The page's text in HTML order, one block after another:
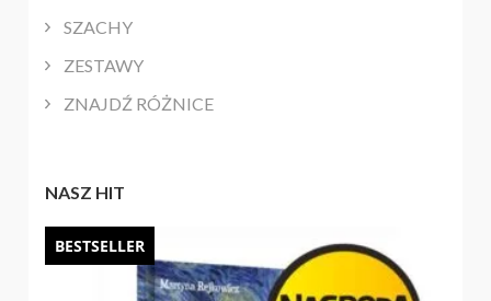
SZACHY
ZESTAWY
ZNAJDŹ RÓŻNICE
NASZ HIT
BESTSELLER